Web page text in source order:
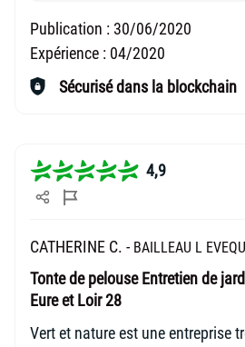
Publication : 30/06/2020
Expérience : 04/2020
Sécurisé dans la blockchain
4,9
CATHERINE C. - BAILLEAU L
Tonte de pelouse Entretien de
Eure et Loir 28
Vert et nature est une entreprise